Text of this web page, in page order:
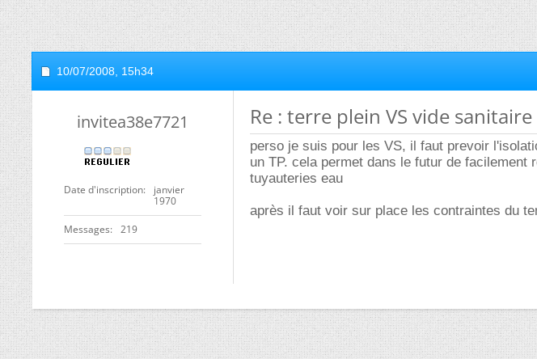
10/07/2008, 15h34
invitea38e7721
Date d'inscription
janvier
1970
Messages 219
Re : terre plein VS vide sanitaire
perso je suis pour les VS, il faut prevoir
un TP. cela permet dans le futur de facilement
tuyauteries eau
après il faut voir sur place les contraintes du